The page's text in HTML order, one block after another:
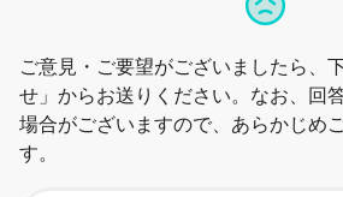
ご意見・ご要望がございましたら、
せ」からお送りください。なお、回
場合がございますので、あらかじめ
す。